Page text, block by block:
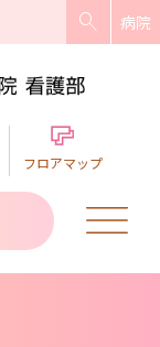
search 病院
フロアマップ